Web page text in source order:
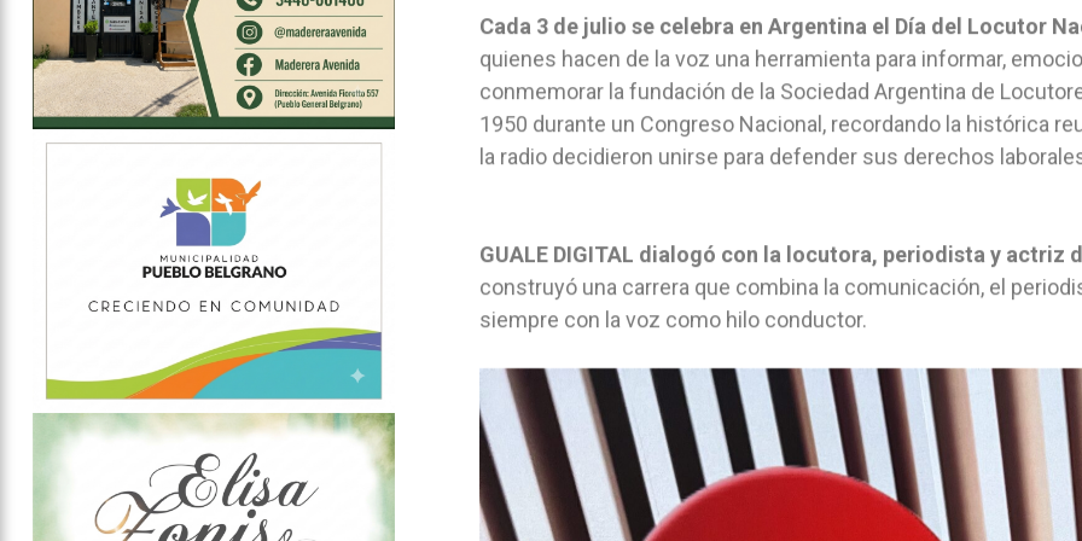
Cada 3 de julio se celebra en Argentina el Día del Locutor
quienes hacen de la voz una herramienta para informar,
conmemorar la fundación de la Sociedad Argentina de
1950 durante un Congreso Nacional, recordando la histórica
la radio decidieron unirse para defender sus derechos
GUALE DIGITAL dialogó con la locutora, periodista y actriz
construyó una carrera que combina la comunicación, el
siempre con la voz como hilo conductor.